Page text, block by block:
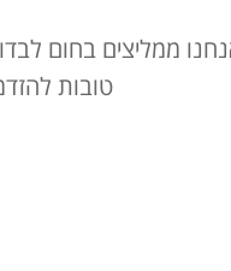
ממליצים בחום
טובות